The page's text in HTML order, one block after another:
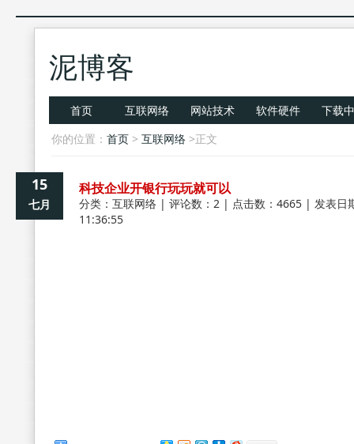
泥博客
首页 互联网络 网站技术 软件硬件
下载
你的位置： 首页 > 互联网络 >正文
15
七月
科技企业开银行玩玩就可以
分类： 互联网络 | 评论数：2 | 点击数：4665 | 发表日
11:36:55